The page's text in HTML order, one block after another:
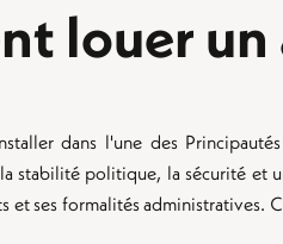
louer
dans l'une des
stabilité politique, la sécurité et
et ses formalités